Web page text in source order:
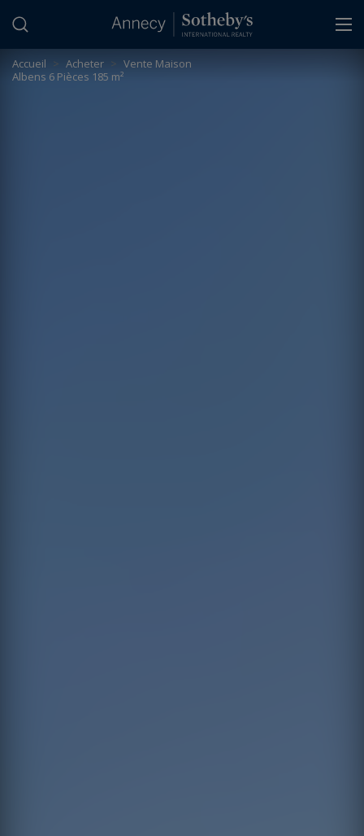
Accueil > Acheter > Vente Maison
Albens 6 Pièces 185 m²